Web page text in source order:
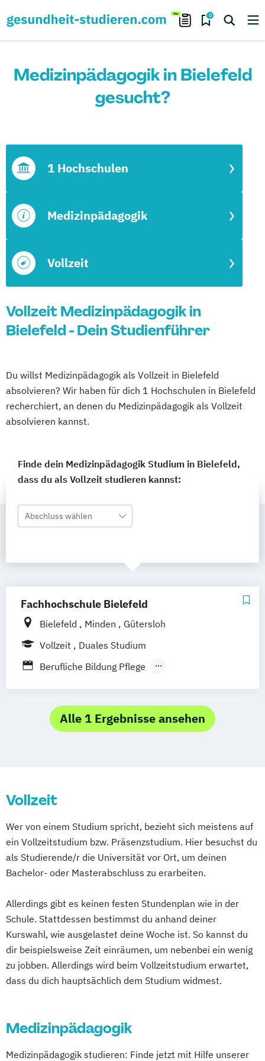
0
Medizinpädagogik in Bielefeld
gesucht?
Vollzeit
Medizinpädagogik
1 Hochschulen
Vollzeit Medizinpädagogik in
Bielefeld - Dein Studienführer
Du willst Medizinpädagogik als Vollzeit in Bielefeld
absolvieren? Wir haben für dich 1 Hochschulen in Bielefeld
recherchiert, an denen du Medizinpädagogik als Vollzeit
absolvieren kannst.
Finde dein Medizinpädagogik Studium in Bielefeld,
dass du als Vollzeit studieren kannst:
Abschluss wählen
Fachhochschule Bielefeld
Bielefeld Minden
Gütersloh
Vollzeit
Duales Studium
Berufliche Bildung Pflege
PflegeAlle 1 Ergebnisse ansehen
Vollzeit
Wer von einem Studium spricht, bezieht sich meistens auf
ein Vollzeitstudium bzw. Präsenzstudium. Hier besuchst du
als Studierende/r die Universität vor Ort, um deinen
Bachelor- oder Masterabschluss zu erarbeiten.
Allerdings gibt es keinen festen Stundenplan wie in der
Schule. Stattdessen bestimmst du anhand deiner
Kurswahl, wie ausgelastet deine Woche ist. So kannst du
dir beispielsweise Zeit einräumen, um nebenbei ein wenig
zu jobben. Allerdings wird beim Vollzeitstudium erwartet,
dass du dich hauptsächlich dem Studium widmest.
Medizinpädagogik
Medizinpädagogik studieren: Finde jetzt mit Hilfe unserer